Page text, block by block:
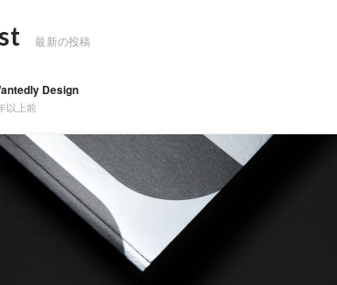
最新の投稿
Design
以上前